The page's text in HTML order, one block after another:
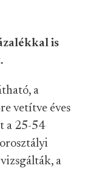
is
a
vetítve éves
a 25-54
a